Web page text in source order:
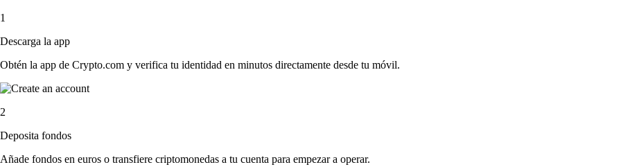
1
Descarga la app
Obtén la app de Crypto.com y verifica tu identidad en minutos directamente desde tu móvil.
2
Deposita fondos
Añade fondos en euros o transfiere criptomonedas a tu cuenta para empezar a operar.